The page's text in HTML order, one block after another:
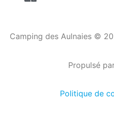
Camping des Aulnaies ©
Propulsé
Politique de